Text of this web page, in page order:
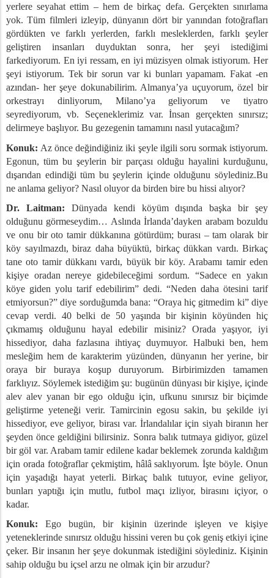
İnsan Beyni Üzerindeki Etkisi
Uyuşturucular
Ediyoruz?
Fenomen Olarak Nefret
Ve Sevgi
Toplum Arasındaki İlişki
Akımı
Yaşamak
Sevgi
Nefret Arasındaki İlişki
Ayırt Etmek
ve İsrail Toplumu
Bir Toplum İnşa Etmek
İyileşme Süreci
Duygusu
Arenada Saldırganlık
Evrimi, İbrahim Dönemi
Gelişmesi
İletişim Ağı
Gerçekleştirme
Bir Ağda Yaşamak
Gelişimi – Bölüm 1
Gelişmesi- Bölüm 2
Doğru Yaklaşım
Sanatı
Model Olarak İnsan Vücudu
ve Kötümserlik
yerlere seyahat ettim – hem de birkaç defa. Gerçekten sınırlama
yok. Tüm filmleri izleyip, dünyanın dört bir yanından fotoğrafları
gördükten ve farklı yerlerden, farklı mesleklerden, farklı şeyler
geliştiren insanları duyduktan sonra, her şeyi istediğimi
farkediyorum. En iyi ressam, en iyi müzisyen olmak istiyorum. Her
şeyi istiyorum. Tek bir sorun var ki bunları yapamam. Fakat -en
azından- her şeye dokunabilirim. Almanya’ya uçuyorum, özel bir
orkestrayı dinliyorum, Milano’ya geliyorum ve tiyatro
seyrediyorum, vb. Seçeneklerimiz var. İnsan gerçekten sınırsız;
delirmeye başlıyor. Bu gezegenin tamamını nasıl yutacağım?
Konuk: Az önce değindiğiniz iki şeyle ilgili soru sormak istiyorum.
Egonun, tüm bu şeylerin bir parçası olduğu hayalini kurduğunu,
dışarıdan edindiği tüm bu şeylerin içinde olduğunu söylediniz.Bu
ne anlama geliyor? Nasıl oluyor da birden bire bu hissi alıyor?
Dr. Laitman: Dünyada kendi köyüm dışında başka bir şey
olduğunu görmeseydim… Aslında İrlanda’dayken arabam bozuldu
ve onu bir oto tamir dükkanına götürdüm; burası – tam olarak bir
köy sayılmazdı, biraz daha büyüktü, birkaç dükkan vardı. Birkaç
tane oto tamir dükkanı vardı, büyük bir köy. Arabamı tamir eden
kişiye oradan nereye gidebileceğimi sordum. “Sadece en yakın
köye giden yolu tarif edebilirim” dedi. “Neden daha ötesini tarif
etmiyorsun?” diye sorduğumda bana: “Oraya hiç gitmedim ki” diye
cevap verdi. 40 belki de 50 yaşında bir kişinin köyünden hiç
çıkmamış olduğunu hayal edebilir misiniz? Orada yaşıyor, iyi
hissediyor, daha fazlasına ihtiyaç duymuyor. Halbuki ben, hem
mesleğim hem de karakterim yüzünden, dünyanın her yerine, bir
oraya bir buraya koşup duruyorum. Birbirimizden tamamen
farklıyız. Söylemek istediğim şu: bugünün dünyası bir kişiye, içinde
alev alev yanan bir ego olduğu için, ufkunu sınırsız bir biçimde
geliştirme yeteneği verir. Tamircinin egosu sakin, bu şekilde iyi
hissediyor, eve geliyor, birası var. İrlandalılar için siyah biranın her
şeyden önce geldiğini bilirsiniz. Sonra balık tutmaya gidiyor, güzel
bir göl var. Arabam tamir edilene kadar beklemek zorunda kaldığım
için orada fotoğraflar çekmiştim, hâlâ saklıyorum. İşte böyle. Onun
için yaşadığı hayat yeterli. Birkaç balık tutuyor, evine geliyor,
bunları yaptığı için mutlu, futbol maçı izliyor, birasını içiyor, o
kadar.
Konuk: Ego bugün, bir kişinin üzerinde işleyen ve kişiye
yeteneklerinde sınırsız olduğu hissini veren bu çok geniş etkiyi içine
çeker. Bir insanın her şeye dokunmak istediğini söylediniz. Kişinin
sahip olduğu bu içsel arzu ne olmak için bir arzudur?